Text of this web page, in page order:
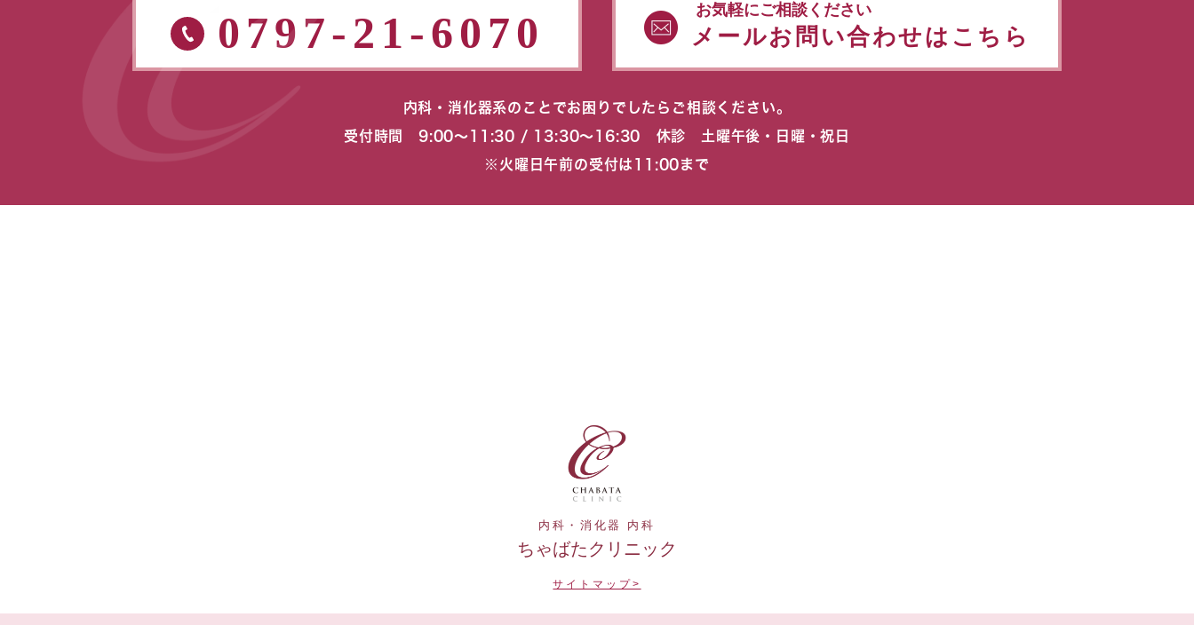
0797-21-6070 お気軽にご相談ください
メールお問い合わせはこちら
内科・消化器系のことでお困りでしたらご相談ください。
受付時間 9:00〜11:30 / 13:30〜16:30 休診 土曜午後・日曜・祝日
※火曜日午前の受付は11:00まで
内科・消化器 内科
ちゃばたクリニック
サイトマップ>